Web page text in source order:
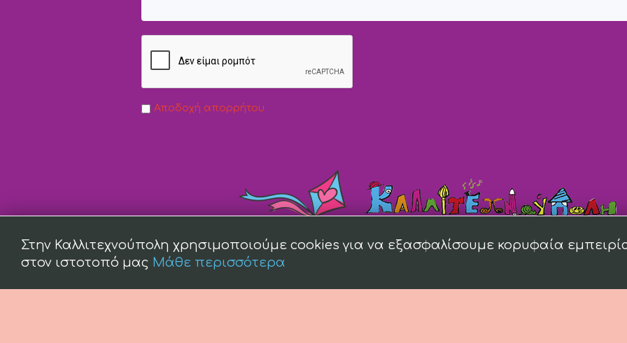
Αποδοχή απορρήτου
Στην Καλλιτεχνούπολη χρησιμοποιούμε cookies για να εξασφαλίσουμε κορυφαία
στον ιστοτοπό μας Μάθε περισσότερα